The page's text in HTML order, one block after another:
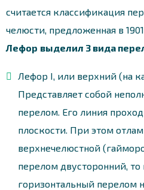
считается классификация
челюсти, предложенная в
Лефор выделил 3 вида
Лефор I, или верхний (на
Представляет собой
перелом. Его линия
плоскости. При этом
верхнечелюстной
перелом двусторонний, то
горизонтальный перелом